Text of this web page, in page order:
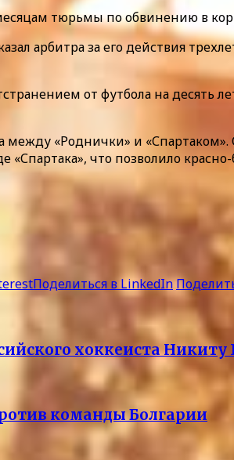
тюрьмы по обвинению в
арбитра за его действия
от футбола на десять
«Роднички» и
что позволило
Поделиться в LinkedIn
хоккеиста Никиту
команды Болгарии